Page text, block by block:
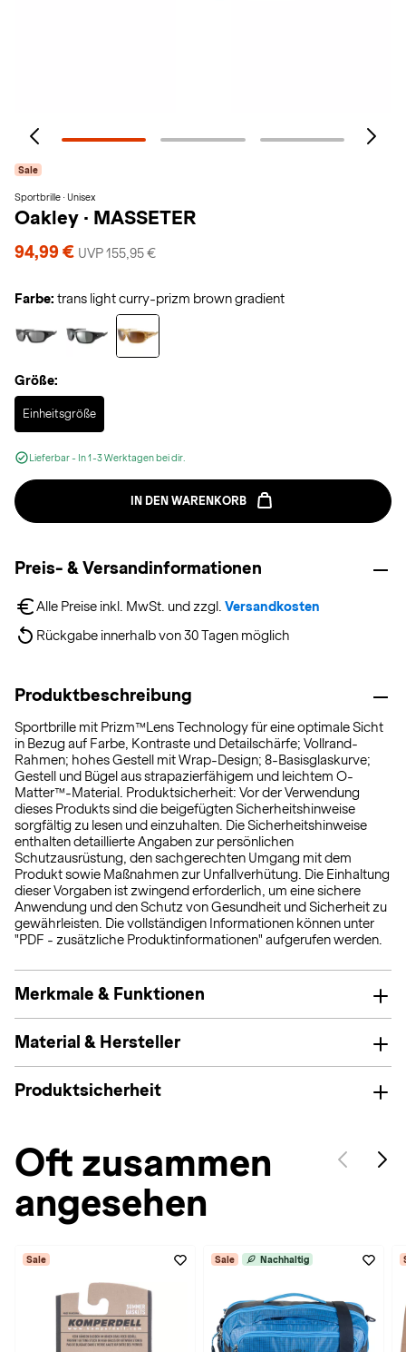
Sale
Sportbrille · Unisex
Oakley · MASSETER
94,99 € UVP 155,95 €
Farbe: trans light curry-prizm brown gradient
Größe:
Einheitsgröße
Selected
Lieferbar - In 1-3 Werktagen bei dir.
IN DEN WARENKORB
Preis- & Versandinformationen
Alle Preise inkl. MwSt. und zzgl. Versandkosten
Rückgabe innerhalb von 30 Tagen möglich
Produktbeschreibung
Sportbrille mit Prizm™Lens Technology für eine optimale Sicht
in Bezug auf Farbe, Kontraste und Detailschärfe; Vollrand-
Rahmen; hohes Gestell mit Wrap-Design; 8-Basisglaskurve;
Gestell und Bügel aus strapazierfähigem und leichtem O-
Matter™-Material. Produktsicherheit: Vor der Verwendung
dieses Produkts sind die beigefügten Sicherheitshinweise
sorgfältig zu lesen und einzuhalten. Die Sicherheitshinweise
enthalten detaillierte Angaben zur persönlichen
Schutzausrüstung, den sachgerechten Umgang mit dem
Produkt sowie Maßnahmen zur Unfallverhütung. Die Einhaltung
dieser Vorgaben ist zwingend erforderlich, um eine sichere
Anwendung und den Schutz von Gesundheit und Sicherheit zu
gewährleisten. Die vollständigen Informationen können unter
"PDF - zusätzliche Produktinformationen" aufgerufen werden.
Merkmale & Funktionen
Material & Hersteller
Produktsicherheit
Oft zusammen
angesehen
Sale Sale Nachhaltig